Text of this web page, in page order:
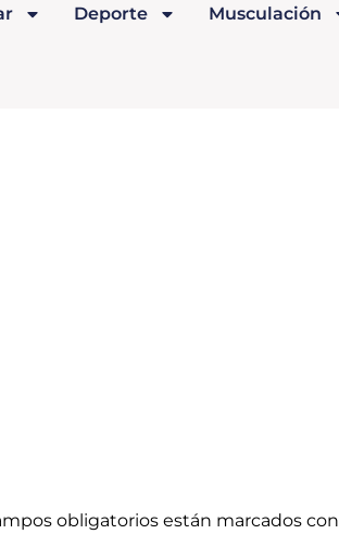
Deporte Musculación
obligatorios están marcados con